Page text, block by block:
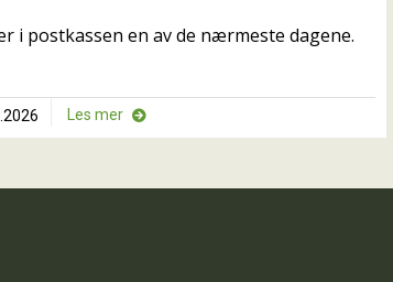
i postkassen en av de nærmeste dagene.
Les mer 